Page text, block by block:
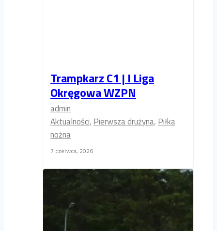
Trampkarz C1 | I Liga
Okręgowa WZPN
admin
Aktualności,Pierwsza drużyna,Piłka
nożna
7 czerwca, 2026